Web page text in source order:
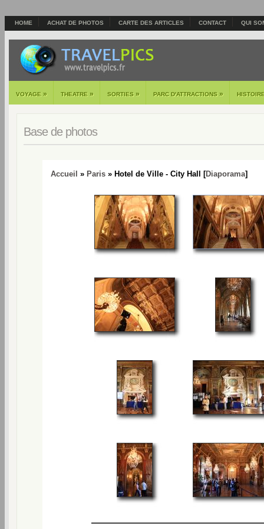
HOME ACHAT DE PHOTOS CARTE DES ARTICLES CONTACT QUI
VOYAGE » THEATRE » SORTIES » PARC D'ATTRACTIONS »
Base de photos
Accueil » Paris » Hotel de Ville - City Hall [Diaporama]